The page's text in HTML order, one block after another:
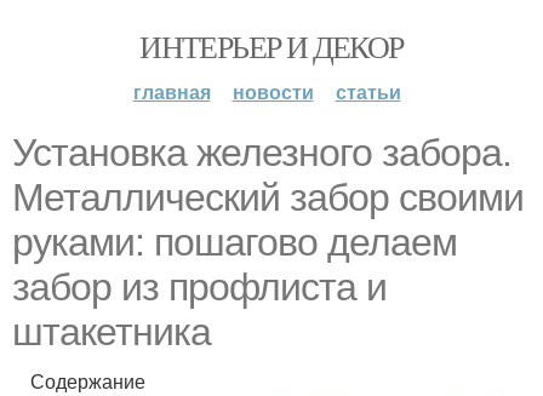
ИНТЕРЬЕР И ДЕКОР
главная новости статьи
Установка железного забора.
Металлический забор своими
руками: пошагово делаем
забор из профлиста и
штакетника
Содержание